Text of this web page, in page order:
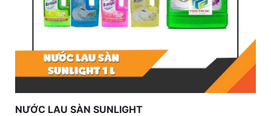
NƯỚC LAU SÀN SUNLIGHT